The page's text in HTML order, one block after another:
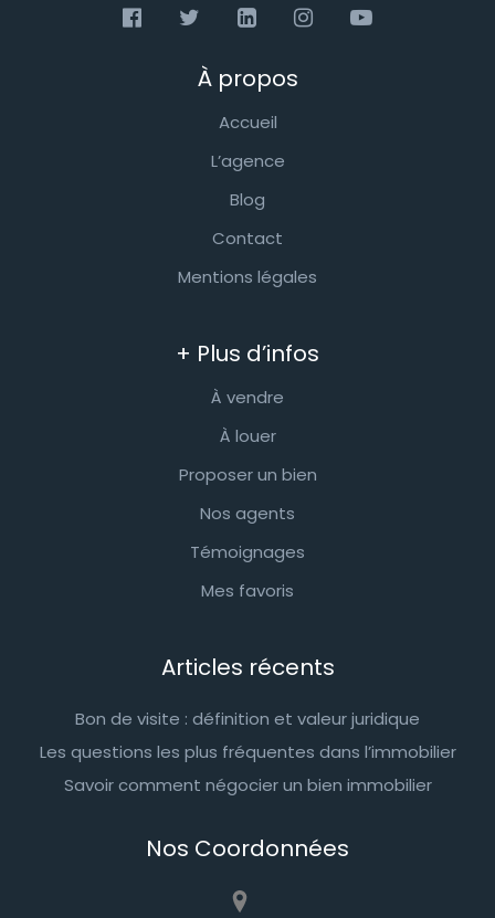
À propos
Accueil
L’agence
Blog
Contact
Mentions légales
+ Plus d’infos
À vendre
À louer
Proposer un bien
Nos agents
Témoignages
Mes favoris
Articles récents
Bon de visite : définition et valeur juridique
Les questions les plus fréquentes dans l’immobilier
Savoir comment négocier un bien immobilier
Nos Coordonnées